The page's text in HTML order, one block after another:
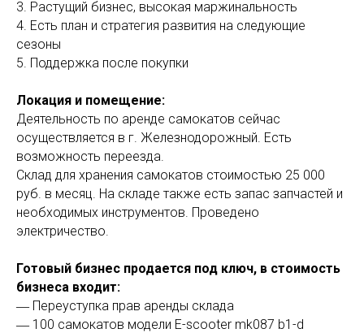
3. Растущий бизнес, высокая маржинальность
4. Есть план и стратегия развития на следующие
сезоны
5. Поддержка после покупки
Локация и помещение:
Деятельность по аренде самокатов сейчас
осуществляется в г. Железнодорожный. Есть
возможность переезда.
Склад для хранения самокатов стоимостью 25 000
руб. в месяц. На складе также есть запас запчастей и
необходимых инструментов. Проведено
электричество.
Готовый бизнес продается под ключ, в стоимость
бизнеса входит:
― Переуступка прав аренды склада
― 100 самокатов модели E-scooter mk087 b1-d